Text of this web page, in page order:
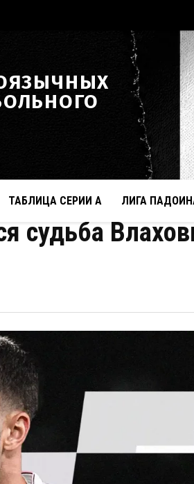
ТАБЛИЦА СЕРИИ А ЛИГА
судьба